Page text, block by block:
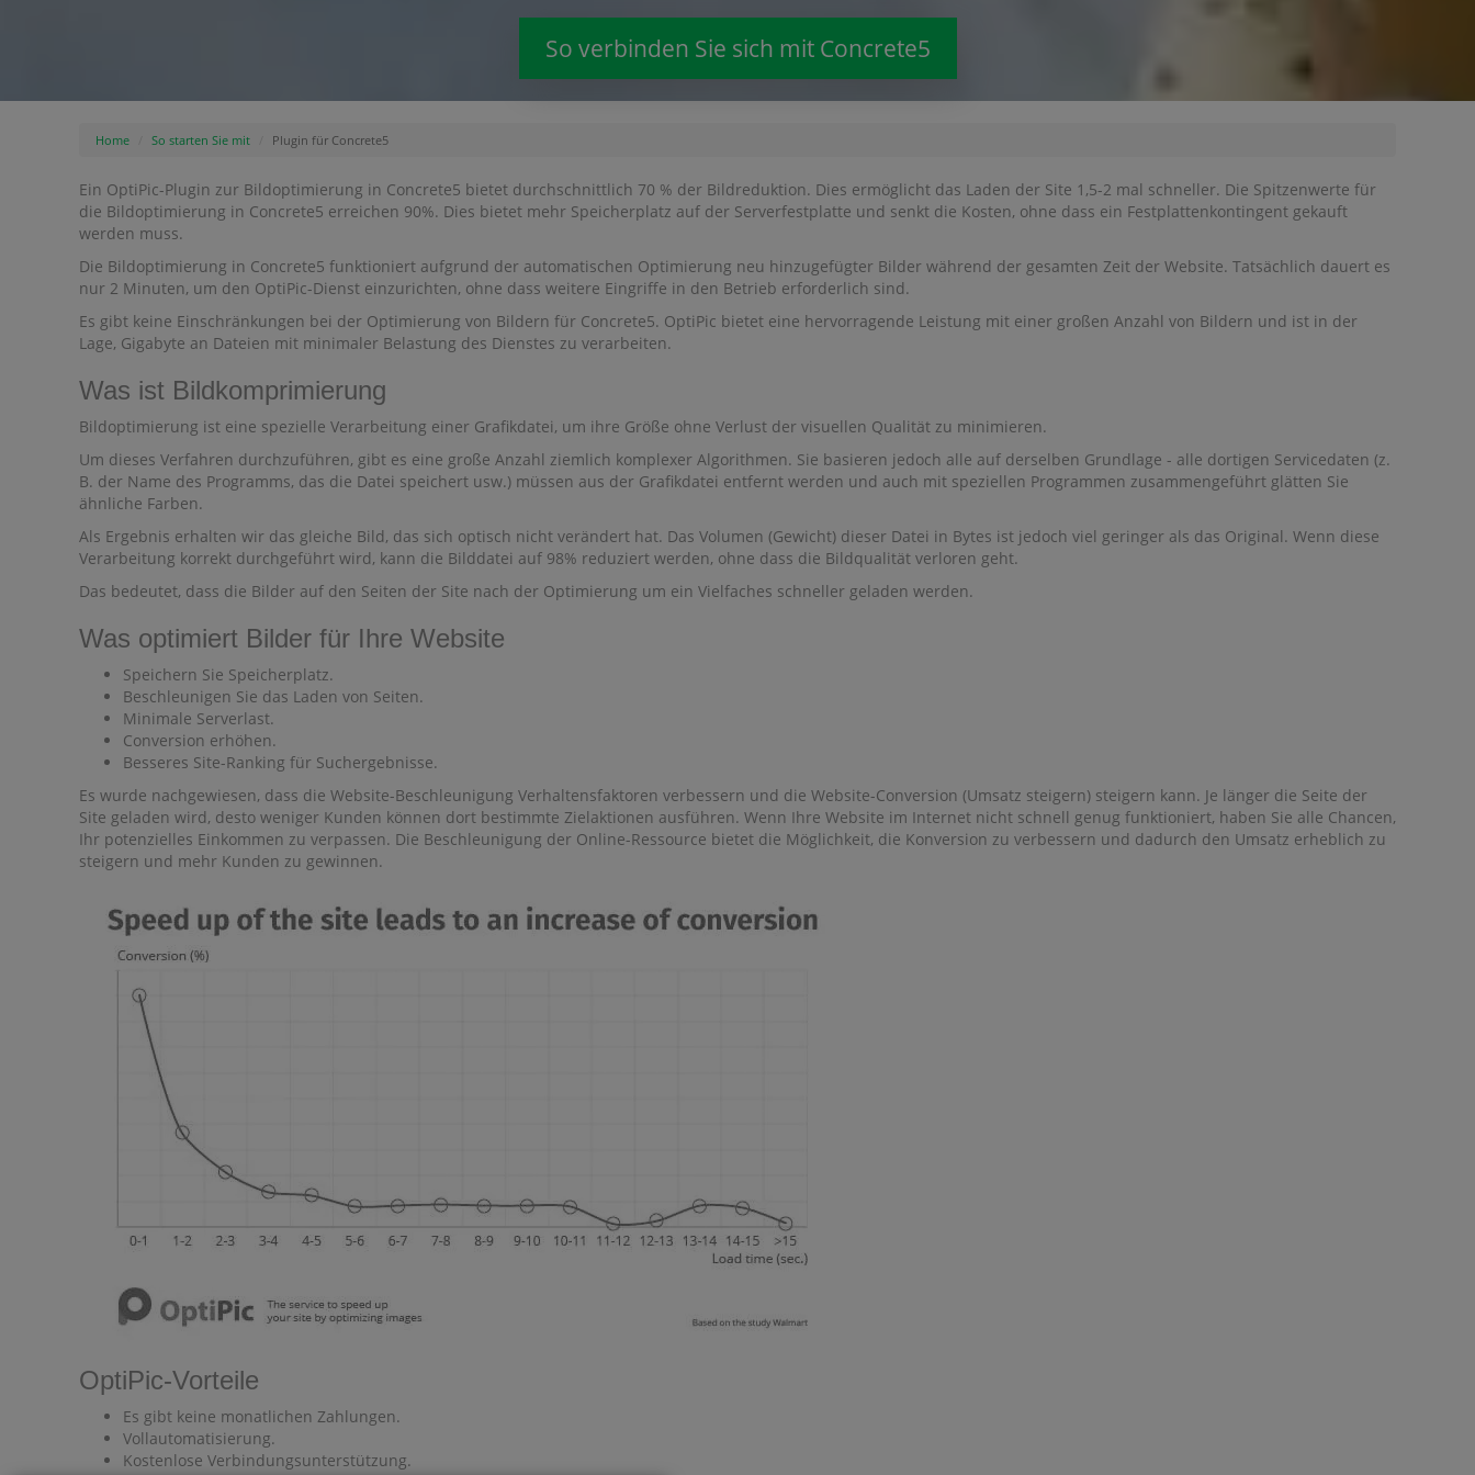
So verbinden Sie sich mit Concrete5
Home So starten Sie mit Plugin für Concrete5
Ein OptiPic-Plugin zur Bildoptimierung in Concrete5 bietet durchschnittlich 70 % der Bildreduktion. Dies ermöglicht das Laden der Site 1,5-2 mal schneller. Die Spitzenwerte für
die Bildoptimierung in Concrete5 erreichen 90%. Dies bietet mehr Speicherplatz auf der Serverfestplatte und senkt die Kosten, ohne dass ein Festplattenkontingent gekauft
werden muss.
Die Bildoptimierung in Concrete5 funktioniert aufgrund der automatischen Optimierung neu hinzugefügter Bilder während der gesamten Zeit der Website. Tatsächlich dauert es
nur 2 Minuten, um den OptiPic-Dienst einzurichten, ohne dass weitere Eingriffe in den Betrieb erforderlich sind.
Es gibt keine Einschränkungen bei der Optimierung von Bildern für Concrete5. OptiPic bietet eine hervorragende Leistung mit einer großen Anzahl von Bildern und ist in der
Lage, Gigabyte an Dateien mit minimaler Belastung des Dienstes zu verarbeiten.
Was ist Bildkomprimierung
Bildoptimierung ist eine spezielle Verarbeitung einer Grafikdatei, um ihre Größe ohne Verlust der visuellen Qualität zu minimieren.
Um dieses Verfahren durchzuführen, gibt es eine große Anzahl ziemlich komplexer Algorithmen. Sie basieren jedoch alle auf derselben Grundlage - alle dortigen Servicedaten (z.
B. der Name des Programms, das die Datei speichert usw.) müssen aus der Grafikdatei entfernt werden und auch mit speziellen Programmen zusammengeführt glätten Sie
ähnliche Farben.
Als Ergebnis erhalten wir das gleiche Bild, das sich optisch nicht verändert hat. Das Volumen (Gewicht) dieser Datei in Bytes ist jedoch viel geringer als das Original. Wenn diese
Verarbeitung korrekt durchgeführt wird, kann die Bilddatei auf 98% reduziert werden, ohne dass die Bildqualität verloren geht.
Das bedeutet, dass die Bilder auf den Seiten der Site nach der Optimierung um ein Vielfaches schneller geladen werden.
Was optimiert Bilder für Ihre Website
Speichern Sie Speicherplatz.
Beschleunigen Sie das Laden von Seiten.
Minimale Serverlast.
Conversion erhöhen.
Besseres Site-Ranking für Suchergebnisse.
Es wurde nachgewiesen, dass die Website-Beschleunigung Verhaltensfaktoren verbessern und die Website-Conversion (Umsatz steigern) steigern kann. Je länger die Seite der
Site geladen wird, desto weniger Kunden können dort bestimmte Zielaktionen ausführen. Wenn Ihre Website im Internet nicht schnell genug funktioniert, haben Sie alle Chancen,
Ihr potenzielles Einkommen zu verpassen. Die Beschleunigung der Online-Ressource bietet die Möglichkeit, die Konversion zu verbessern und dadurch den Umsatz erheblich zu
steigern und mehr Kunden zu gewinnen.
OptiPic-Vorteile
Es gibt keine monatlichen Zahlungen.
Vollautomatisierung.
Kostenlose Verbindungsunterstützung.